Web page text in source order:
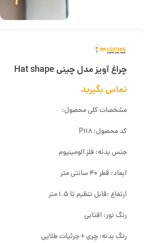
چراغ آویز مدل چینی Hat shape
تماس بگیرید
مشخصات کلی محصول:
کد محصول: P118
جنس بدنه: فلز آلومینیوم
ابعاد: قطر 40 سانتی متر
ارتفاع :قابل تنظیم تا 1.5 متر
رنگ نور: آفتابی
رنگ بدنه: چری + جرئیات طلایی